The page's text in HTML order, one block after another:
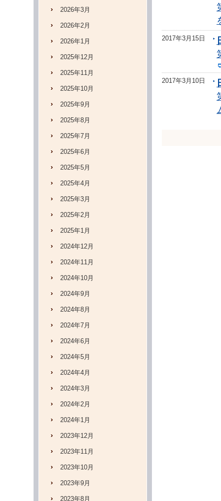
2017年3月15日
2017年3月10日
2026年3月
2026年2月
2026年1月
2025年12月
2025年11月
2025年10月
2025年9月
2025年8月
2025年7月
2025年6月
2025年5月
2025年4月
2025年3月
2025年2月
2025年1月
2024年12月
2024年11月
2024年10月
2024年9月
2024年8月
2024年7月
2024年6月
2024年5月
2024年4月
2024年3月
2024年2月
2024年1月
2023年12月
2023年11月
2023年10月
2023年9月
2023年8月